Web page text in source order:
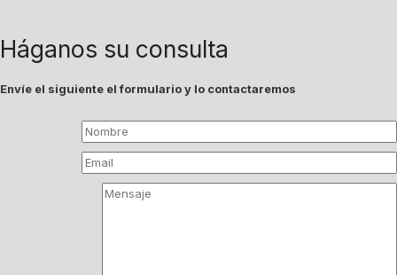
Háganos su consulta
Envíe el siguiente el formulario y lo contactaremos